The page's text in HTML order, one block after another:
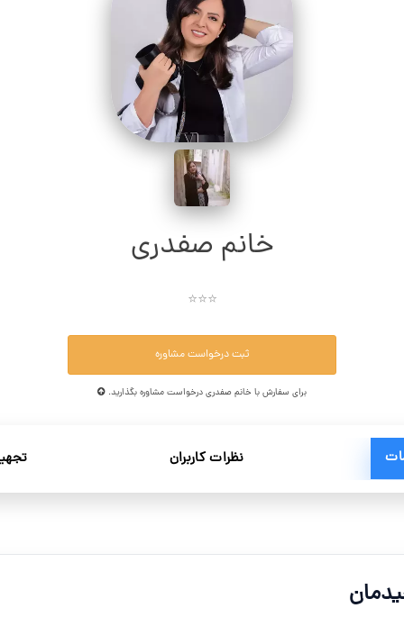
خانم صفدری
⭐⭐⭐
ثبت درخواست مشاوره
برای سفارش با خانم صفدری درخواست مشاوره بگذارید.
نظرات کاربران